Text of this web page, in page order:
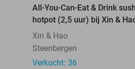
All-You-Can-Eat & Drink
hotpot (2,5 uur) bij Xin &
Xin & Hao
Steenbergen
Verkocht: 36